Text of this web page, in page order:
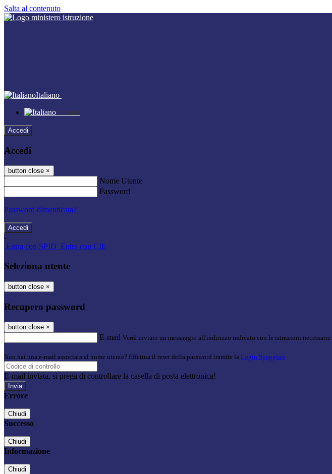
Salta al contenuto
Italiano
Italiano
Accedi
Accedi
button close ×
Nome Utente
Password
Password dimenticata?
-
Entra con SPID Entra con CIE
Seleziona utente
button close ×
Recupero password
button close ×
E-mail Verrà inviato un messaggio all'indirizzo indicato con le istruzioni necessarie.
Non hai una e-mail associata al nome utente? Effettua il reset della password tramite la Login Spaggiari
E-mail inviata, si prega di controllare la casella di posta elettronica!
Errore
Chiudi
Successo
Chiudi
Informazione
Chiudi